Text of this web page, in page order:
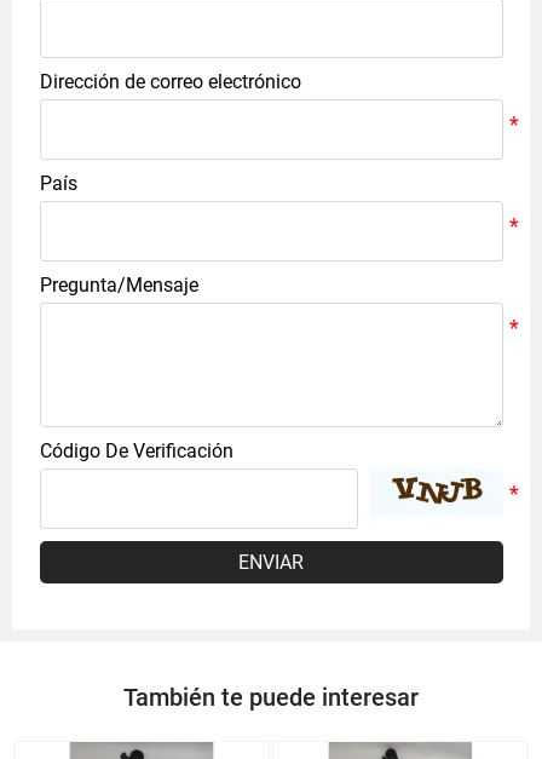
Dirección de correo electrónico
País
Pregunta/Mensaje
Código De Verificación
ENVIAR
También te puede interesar